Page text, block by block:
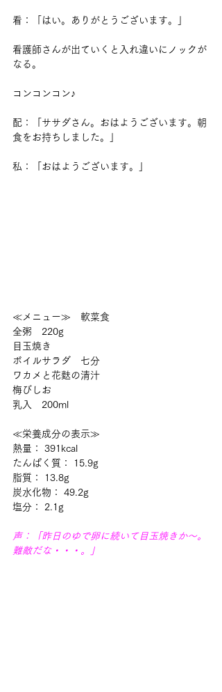
看：「はい。ありがとうございます。」
看護師さんが出ていくと入れ違いにノックが
なる。
コンコンコン♪
配：「ササダさん。おはようございます。朝
食をお持ちしました。」
私：「おはようございます。」
≪メニュー≫　軟菜食
全粥　220g
目玉焼き
ボイルサラダ　七分
ワカメと花麩の清汁
梅びしお
乳入　200ml
≪栄養成分の表示≫
熱量： 391kcal
たんぱく質： 15.9g
脂質： 13.8g
炭水化物： 49.2g
塩分： 2.1g
声：「昨日のゆで卵に続いて目玉焼きか～。
難敵だな・・・。」